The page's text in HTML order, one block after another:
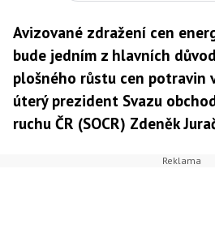
Avizované zdražení cen
bude jedním z hlavních
plošného růstu cen potravin
úterý prezident Svazu
ruchu ČR (SOCR) Zdeněk